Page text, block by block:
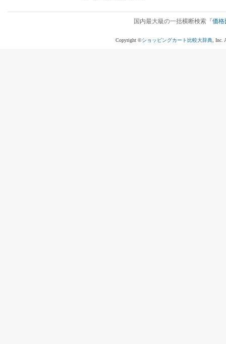
国内最大級の一括横断検索『価格
Copyright ©ショッピングカート比較大辞典, Inc.